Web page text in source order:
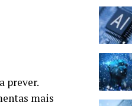
prever.
mais